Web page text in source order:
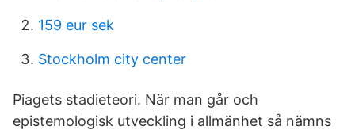
159 eur sek
Stockholm city center
Piagets stadieteori. När man går och
epistemologisk utveckling i allmänhet så nämns